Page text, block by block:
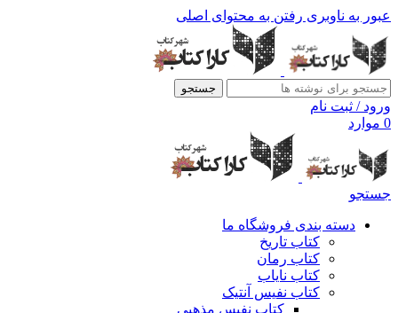
عبور به ناوبری رفتن به محتوای اصلی
جستجو
ورود / ثبت نام
0 موارد
جستجو
دسته بندی فروشگاه ما
کتاب تاریخ
کتاب رمان
کتاب نایاب
کتاب نفیس آنتیک
کتاب نفیس مذهبی